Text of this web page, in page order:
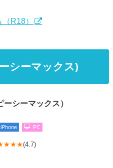
R18）
シーマックス)
シーマックス）
iPhone PC
(4.7)